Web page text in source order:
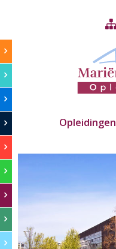
Opleidingen